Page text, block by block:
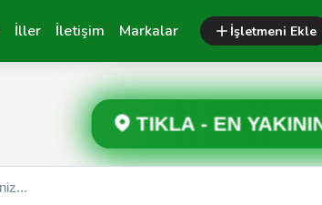
İller İletişim Markalar İşletmeni Ekle
TIKLA -EN